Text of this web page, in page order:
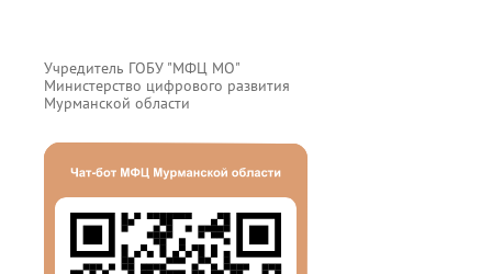
Учредитель ГОБУ "МФЦ МО"
Министерство цифрового развития
Мурманской области